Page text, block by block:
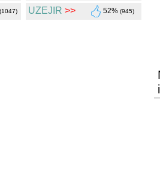
(1047) UZEJIR >> 52% (945)